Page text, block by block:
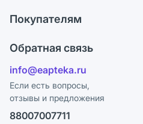
Блог
Карьера
Поставщики
Лицензия
Реклама на сайте
Ваши товары на ЕАПТЕКЕ
Покупателям
Программа СберСпасибо
Политика конфиденциальности
Пользовательское соглашение
Обратная связь
info@eapteka.ru
Если есть вопросы,
отзывы и предложения
88007007711